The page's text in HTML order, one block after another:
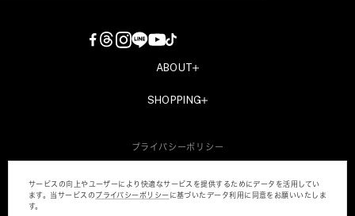
サービスの向上やユーザーにより快適なサービスを提供するためにデータを活用してい
ます。当サービスのプライバシーポリシーに基づいたデータ利⽤に同意をお願いいたしま
す。
ABOUT
CONTACT
SHOPPING
会員情報変更
パスワードを忘れた方へ
プライバシーポリシー